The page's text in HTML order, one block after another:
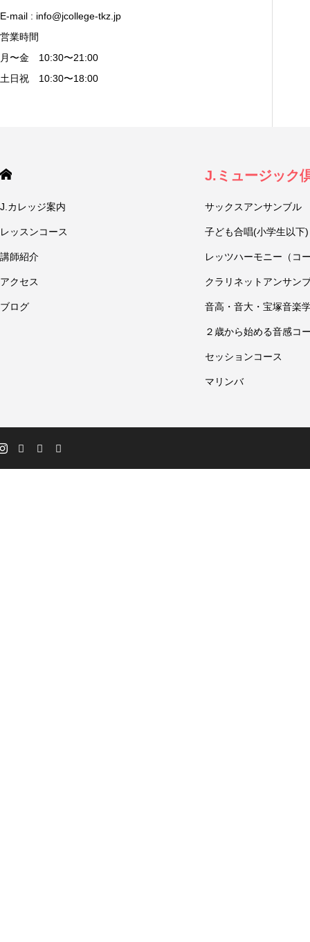
E-mail : info@jcollege-tkz.jp
営業時間
月〜金 10:30〜21:00
土日祝 10:30〜18:00
J.カレッジ案内
レッスンコース
講師紹介
アクセス
ブログ
J.ミュージック
サックスアンサンブル
子ども合唱(小学生以下)
レッツハーモニー（コ
クラリネットアンサン
音高・音大・宝塚音楽
２歳から始める音感コ
セッションコース
マリンバ